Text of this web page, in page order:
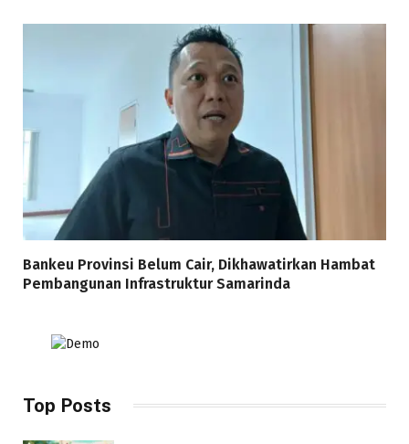
Bankeu Provinsi Belum Cair, Dikhawatirkan Hambat
Pembangunan Infrastruktur Samarinda
Top Posts